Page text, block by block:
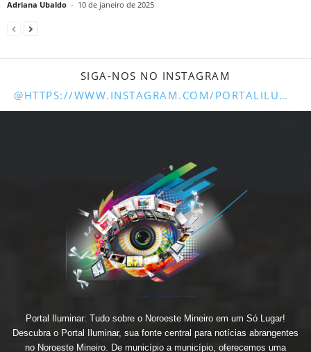
Adriana Ubaldo - 10 de janeiro de 2025
SIGA-NOS NO INSTAGRAM
@HTTPS://WWW.INSTAGRAM.COM/PORTALILUMINARUNAI/
Portal Iluminar: Tudo sobre o Noroeste Mineiro em um Só Lugar!
Descubra o Portal Iluminar, sua fonte central para notícias abrangentes
no Noroeste Mineiro. De município a município, oferecemos uma